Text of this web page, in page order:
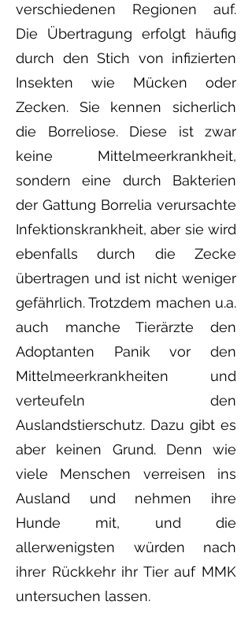
verschiedenen Regionen auf.
Die Übertragung erfolgt häufig
durch den Stich von infizierten
Insekten wie Mücken oder
Zecken. Sie kennen sicherlich
die Borreliose. Diese ist zwar
keine Mittelmeerkrankheit,
sondern eine durch Bakterien
der Gattung Borrelia verursachte
Infektionskrankheit, aber sie wird
ebenfalls durch die Zecke
übertragen und ist nicht weniger
gefährlich. Trotzdem machen u.a.
auch manche Tierärzte den
Adoptanten Panik vor den
Mittelmeerkrankheiten und
verteufeln den
Auslandstierschutz. Dazu gibt es
aber keinen Grund. Denn wie
viele Menschen verreisen ins
Ausland und nehmen ihre
Hunde mit, und die
allerwenigsten würden nach
ihrer Rückkehr ihr Tier auf MMK
untersuchen lassen.